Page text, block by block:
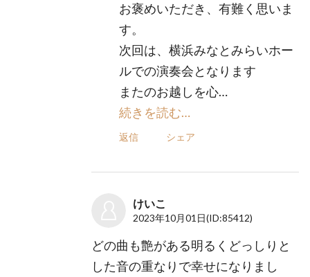
お褒めいただき、有難く思いま
す。
次回は、横浜みなとみらいホー
ルでの演奏会となります
またのお越しを心…
続きを読む…
返信 シェア
けいこ
2023年10月01日(ID:85412)
どの曲も艶がある明るくどっしりと
した音の重なりで幸せになりまし